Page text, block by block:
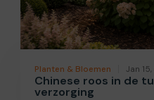
Planten & Bloemen Jan
Chinese roos in de
verzorging